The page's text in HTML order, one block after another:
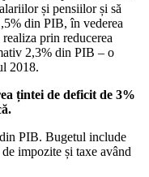
și pensiilor și să
din PIB, în vederea
prin reducerea
2,3% din PIB – o
2018.
țintei de deficit de 3%
PIB. Bugetul include
impozite și taxe având